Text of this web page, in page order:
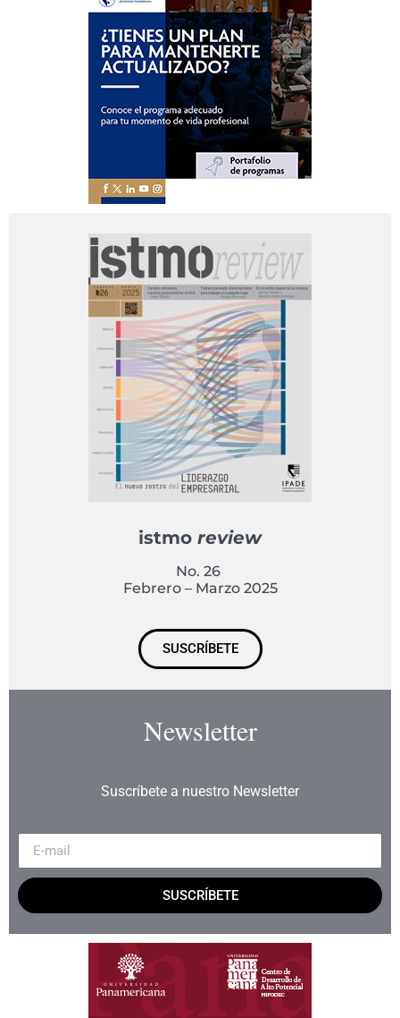
istmo review
No. 26
Febrero – Marzo 2025
SUSCRÍBETE
Newsletter
Suscríbete a nuestro Newsletter
SUSCRÍBETE